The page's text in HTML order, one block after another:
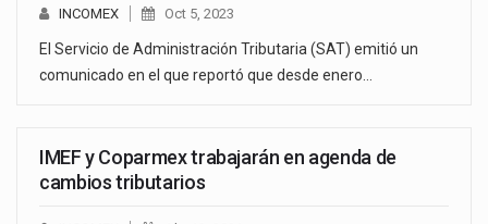
INCOMEX Oct 5, 2023
El Servicio de Administración Tributaria (SAT) emitió un
comunicado en el que reportó que desde enero…
IMEF y Coparmex trabajarán en agenda de
cambios tributarios